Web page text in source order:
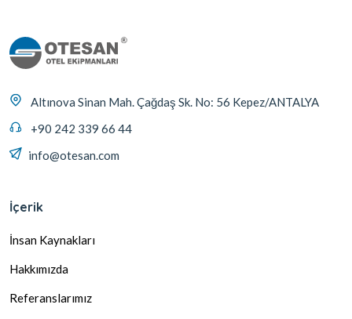
Altınova Sinan Mah. Çağdaş Sk. No: 56 Kepez/ANTALYA
+90 242 339 66 44
info@otesan.com
İçerik
İnsan Kaynakları
Hakkımızda
Referanslarımız